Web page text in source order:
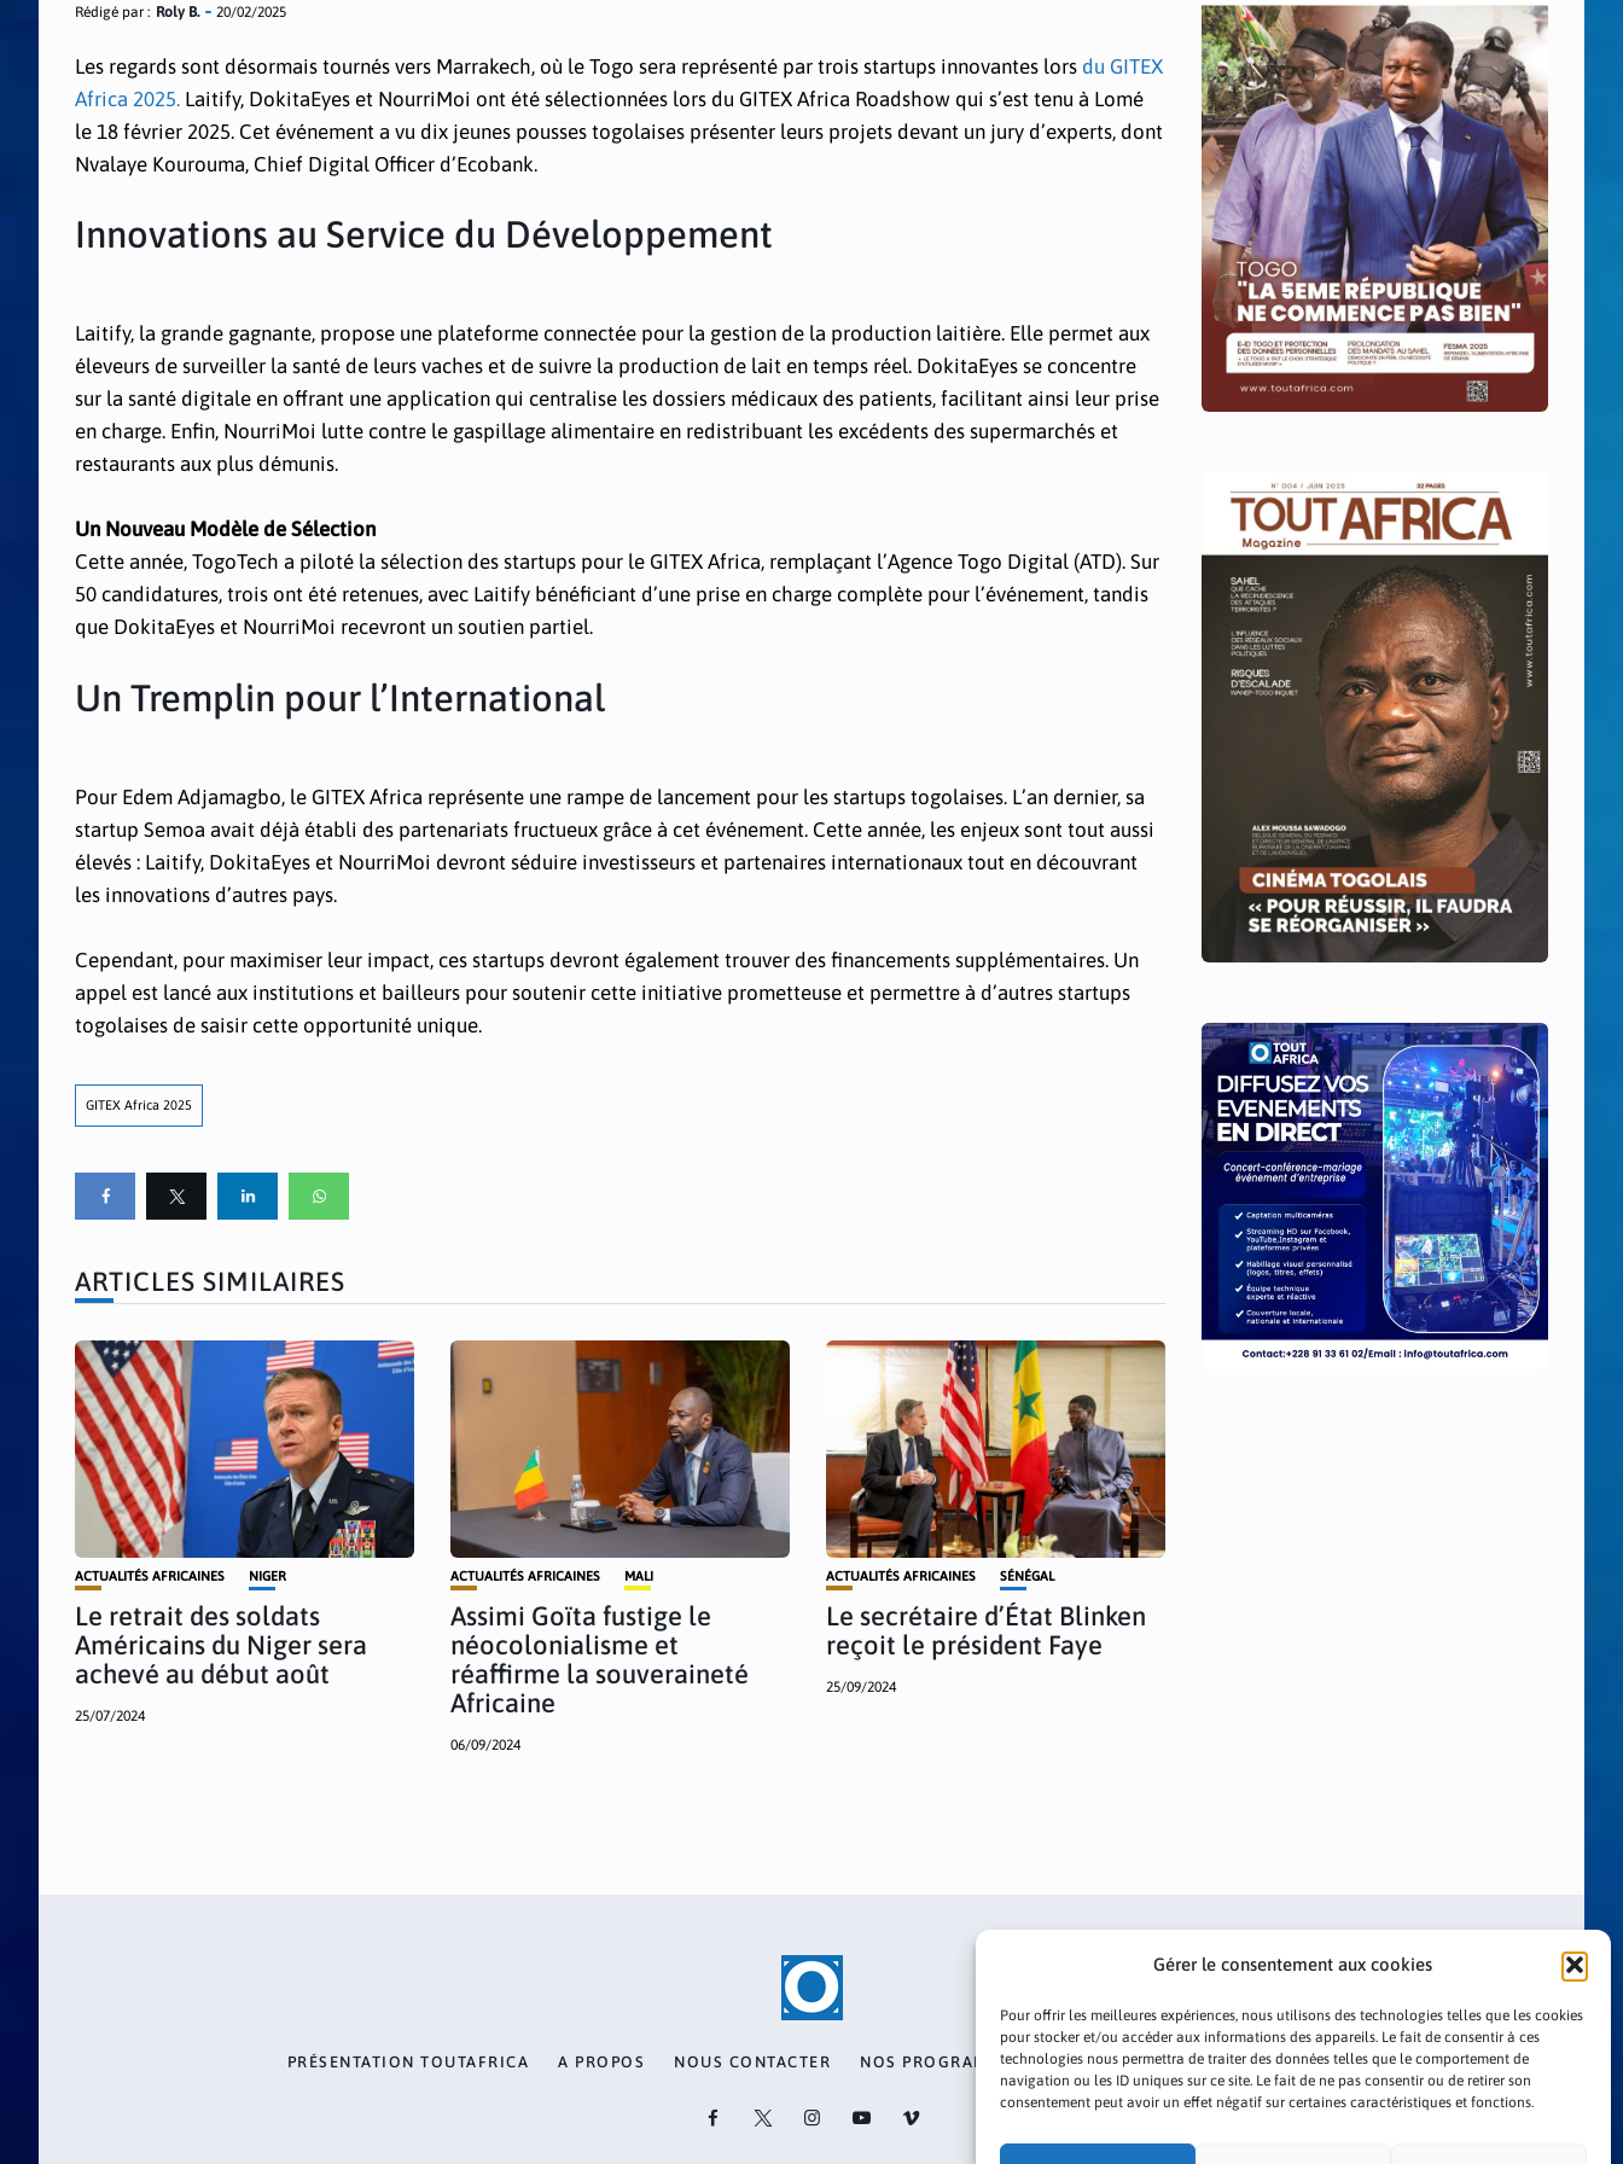
Gérer le consentement aux cookies
Pour offrir les meilleures expériences, nous utilisons des technologies telles que les cookies
pour stocker et/ou accéder aux informations des appareils. Le fait de consentir à ces
technologies nous permettra de traiter des données telles que le comportement de
navigation ou les ID uniques sur ce site. Le fait de ne pas consentir ou de retirer son
consentement peut avoir un effet négatif sur certaines caractéristiques et fonctions.
Rédigé par : Roly B. 20/02/2025
Les regards sont désormais tournés vers Marrakech, où le Togo sera représenté par trois startups innovantes lors du GITEX
Africa 2025. Laitify, DokitaEyes et NourriMoi ont été sélectionnées lors du GITEX Africa Roadshow qui s’est tenu à Lomé
le 18 février 2025. Cet événement a vu dix jeunes pousses togolaises présenter leurs projets devant un jury d’experts, dont
Nvalaye Kourouma, Chief Digital Officer d’Ecobank.
Innovations au Service du Développement
Laitify, la grande gagnante, propose une plateforme connectée pour la gestion de la production laitière. Elle permet aux
éleveurs de surveiller la santé de leurs vaches et de suivre la production de lait en temps réel. DokitaEyes se concentre
sur la santé digitale en offrant une application qui centralise les dossiers médicaux des patients, facilitant ainsi leur prise
en charge. Enfin, NourriMoi lutte contre le gaspillage alimentaire en redistribuant les excédents des supermarchés et
restaurants aux plus démunis.
Un Nouveau Modèle de Sélection
Cette année, TogoTech a piloté la sélection des startups pour le GITEX Africa, remplaçant l’Agence Togo Digital (ATD). Sur
50 candidatures, trois ont été retenues, avec Laitify bénéficiant d’une prise en charge complète pour l’événement, tandis
que DokitaEyes et NourriMoi recevront un soutien partiel.
Un Tremplin pour l’International
Pour Edem Adjamagbo, le GITEX Africa représente une rampe de lancement pour les startups togolaises. L’an dernier, sa
startup Semoa avait déjà établi des partenariats fructueux grâce à cet événement. Cette année, les enjeux sont tout aussi
élevés : Laitify, DokitaEyes et NourriMoi devront séduire investisseurs et partenaires internationaux tout en découvrant
les innovations d’autres pays.
Cependant, pour maximiser leur impact, ces startups devront également trouver des financements supplémentaires. Un
appel est lancé aux institutions et bailleurs pour soutenir cette initiative prometteuse et permettre à d’autres startups
togolaises de saisir cette opportunité unique.
GITEX Africa 2025
ARTICLES SIMILAIRES
ACTUALITÉS AFRICAINES NIGER
Le retrait des soldats
Américains du Niger sera
achevé au début août
25/07/2024
ACTUALITÉS AFRICAINES MALI
Assimi Goïta fustige le
néocolonialisme et
réaffirme la souveraineté
Africaine
06/09/2024
ACTUALITÉS AFRICAINES SÉNÉGAL
Le secrétaire d’État Blinken
reçoit le président Faye
25/09/2024
PRÉSENTATION TOUTAFRICA A PROPOS NOUS CONTACTER NOS PROGRAMMES POLITIQUE DE CONFIDENTIALITÉ